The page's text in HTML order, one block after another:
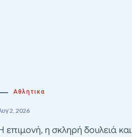
Αθλητικα
2, 2026
επιμονή, η σκληρή δουλειά και